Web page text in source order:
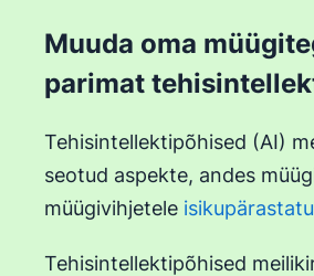
Muuda oma
parimat
Tehisintellektipõhised (AI)
seotud aspekte, andes
müügivihjetele
Tehisintellektipõhised